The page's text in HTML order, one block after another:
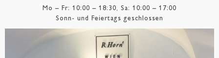
Mo – Fr: 10:00 – 18:30, Sa: 10:00 – 17:00
Sonn- und Feiertags geschlossen